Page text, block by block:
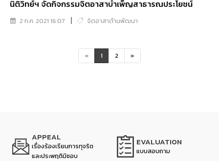
นิติวิทย์ฯ จัดกิจกรรมจิตอาสาบำเพ็ญสาธารณประโยชน์
2 ก.ค. 2021 16:07 จิตอาสาด้านพัฒนา
« 1 2 »
APPEAL
เรื่องร้องเรียนการทุจริต
และประพฤติมิชอบ
EVALUATION
แบบสอบถาม